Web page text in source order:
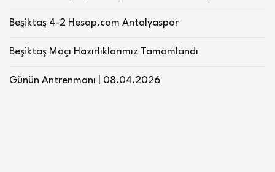
Beşiktaş 4-2 Hesap.com Antalyaspor
Beşiktaş Maçı Hazırlıklarımız Tamamlandı
Günün Antrenmanı | 08.04.2026